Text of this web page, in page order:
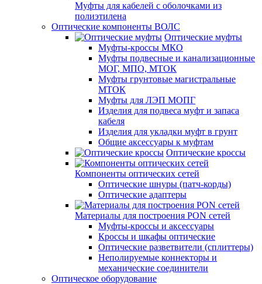
Муфты для кабелей с оболочками из
полиэтилена
Оптические компоненты ВОЛС
Оптические муфты
Муфты-кроссы МКО
Муфты подвесные и канализационные
МОГ, МПО, МТОК
Муфты грунтовые магистральные
МТОК
Муфты для ЛЭП МОПГ
Изделия для подвеса муфт и запаса
кабеля
Изделия для укладки муфт в грунт
Общие аксессуары к муфтам
Оптические кроссы
Компоненты оптических сетей
Оптические шнуры (патч-корды)
Оптические адаптеры
Материалы для построения PON сетей
Муфты-кроссы и аксессуары
Кроссы и шкафы оптические
Оптические разветвители (сплиттеры)
Неполируемые коннекторы и
механические соединители
Оптическое оборудование